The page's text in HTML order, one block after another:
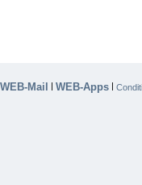
WEB-Mail | WEB-Apps |